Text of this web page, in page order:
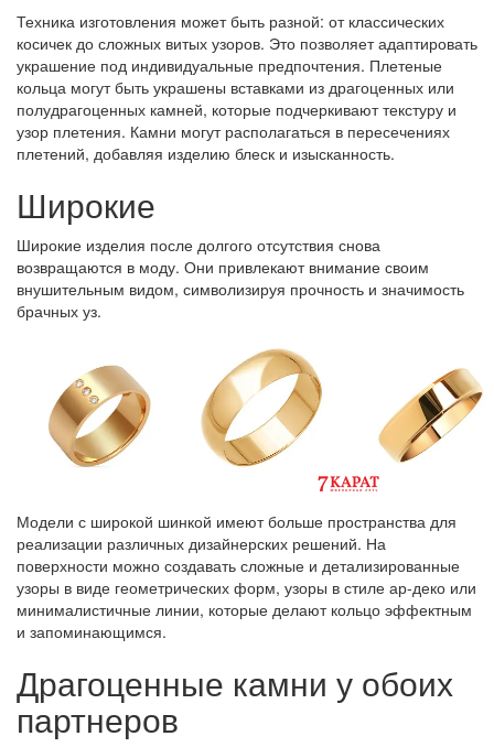
Техника изготовления может быть разной: от классических
косичек до сложных витых узоров. Это позволяет адаптировать
украшение под индивидуальные предпочтения. Плетеные
кольца могут быть украшены вставками из драгоценных или
полудрагоценных камней, которые подчеркивают текстуру и
узор плетения. Камни могут располагаться в пересечениях
плетений, добавляя изделию блеск и изысканность.
Широкие
Широкие изделия после долгого отсутствия снова
возвращаются в моду. Они привлекают внимание своим
внушительным видом, символизируя прочность и значимость
брачных уз.
Модели с широкой шинкой имеют больше пространства для
реализации различных дизайнерских решений. На
поверхности можно создавать сложные и детализированные
узоры в виде геометрических форм, узоры в стиле ар-деко или
минималистичные линии, которые делают кольцо эффектным
и запоминающимся.
Драгоценные камни у обоих
партнеров